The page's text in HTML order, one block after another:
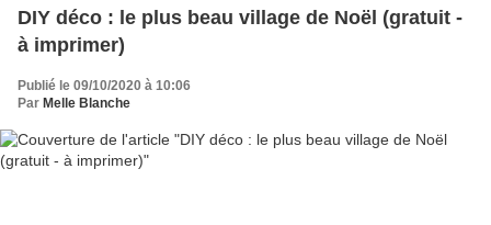
DIY déco : le plus beau village de Noël (gratuit -
à imprimer)
Publié le 09/10/2020 à 10:06
Par Melle Blanche